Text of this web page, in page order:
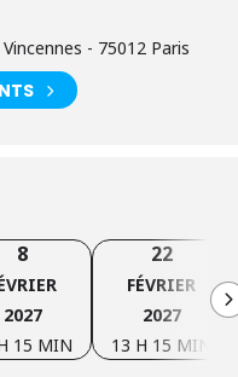
- 75012 Paris
8
2027
15 MIN
22
FÉVRIER
2027
13 H 15 MIN